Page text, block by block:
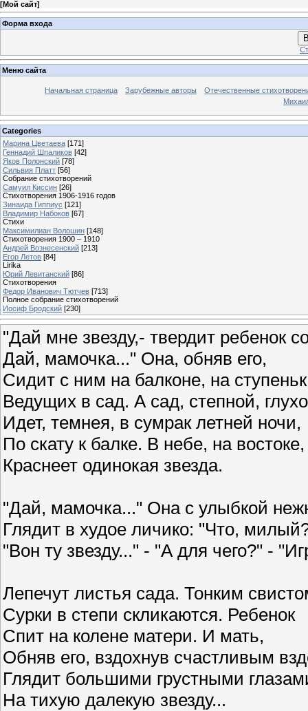
[Мой сайт]
Форма входа
Меню сайта
Начальная страница Зарубежные авторы
Отечественные
Categories
Марина Цветаева [171]
Геннадий Шпаликов [42]
Яков Полонский [78]
Сильвия Платт [56]
Собрание стихотворений
Самуил Киссин [26]
Стихотворения 1906-1916 годов
Зинаида Гиппиус [121]
Владимир Набоков [67]
Стихи
Максимилиан Волошин [148]
Стихотворения 1900 – 1910
Андрей Вознесенский [213]
Егор Летов [84]
Lirika
Юрий Левитанский [86]
Стихотворения
Федор Иванович Тютчев [713]
Полное собрание стихотворений
Иосиф Бродский [230]
"Дай мне звезду,- твердит ребенок
Дай, мамочка..." Она, обняв его,
Сидит с ним на балконе, на
Ведущих в сад. А сад, степной,
Идет, темнея, в сумрак летней ночи,
По скату к балке. В небе, на востоке,
Краснеет одинокая звезда.
"Дай, мамочка..." Она с улыбкой
Глядит в худое личико: "Что,
"Вон ту звезду..." - "А для чего?" -
Лепечут листья сада. Тонким
Сурки в степи скликаются. Ребенок
Спит на колене матери. И мать,
Обняв его, вздохнув счастливым
Глядит большими грустными
На тихую далекую звезду...